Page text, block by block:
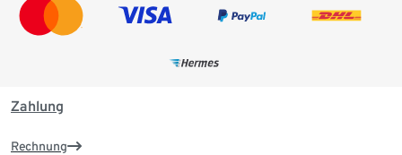
Zahlung
Rechnung